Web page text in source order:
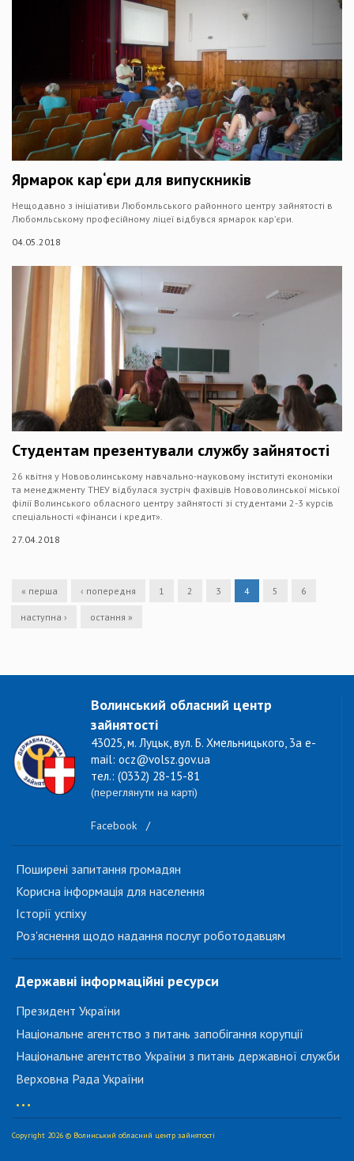
Ярмарок кар‘єри для випускників
Нещодавно з ініціативи Любомльського районного центру зайнятості в
Любомльському професійному ліцеї відбувся ярмарок кар’єри.
04.05.2018
Студентам презентували службу зайнятості
26 квітня у Нововолинському навчально-науковому інституті економіки
та менеджменту ТНЕУ відбулася зустріч фахівців Нововолинської міської
філії Волинського обласного центру зайнятості зі студентами 2-3 курсів
спеціальності «фінанси і кредит».
27.04.2018
« перша ‹ попередня 1 2 3 4 5 6
наступна › остання »
Волинський обласний центр
зайнятості
43025, м. Луцьк, вул. Б. Хмельницького, 3а e-
mail: ocz@volsz.gov.ua
тел.: (0332) 28-15-81
(переглянути на карті)
Facebook /
Поширені запитання громадян
Корисна інформація для населення
Історії успіху
Роз'яснення щодо надання послуг роботодавцям
Державні інформаційні ресурси
Президент України
Національне агентство з питань запобігання корупції
Національне агентство України з питань державної служби
Верховна Рада України
...
Copyright 2026 © Волинський обласний центр зайнятості